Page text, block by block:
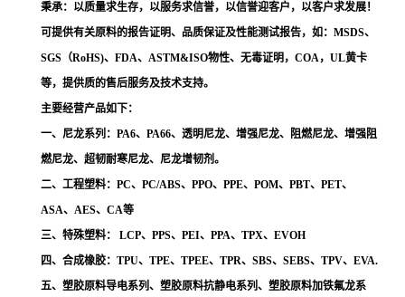
秉承：以质量求生存，以服务求信誉，以信誉迎客户，以客户求发展！
可提供有关原料的报告证明、品质保证及性能测试报告，如：MSDS、
SGS（RoHS)、FDA、ASTM&ISO物性、无毒证明，COA，UL黄卡
等，提供质的售后服务及技术支持。
主要经营产品如下：
一、尼龙系列：PA6、PA66、透明尼龙、增强尼龙、阻燃尼龙、增强阻
燃尼龙、超韧耐寒尼龙、尼龙增韧剂。
二、工程塑料：PC、PC/ABS、PPO、PPE、POM、PBT、PET、
ASA、AES、CA等
三、特殊塑料： LCP、PPS、PEI、PPA、TPX、EVOH
四、合成橡胶：TPU、TPE、TPEE、TPR、SBS、SEBS、TPV、EVA.
五、塑胶原料导电系列、塑胶原料抗静电系列、塑胶原料加铁氟龙系